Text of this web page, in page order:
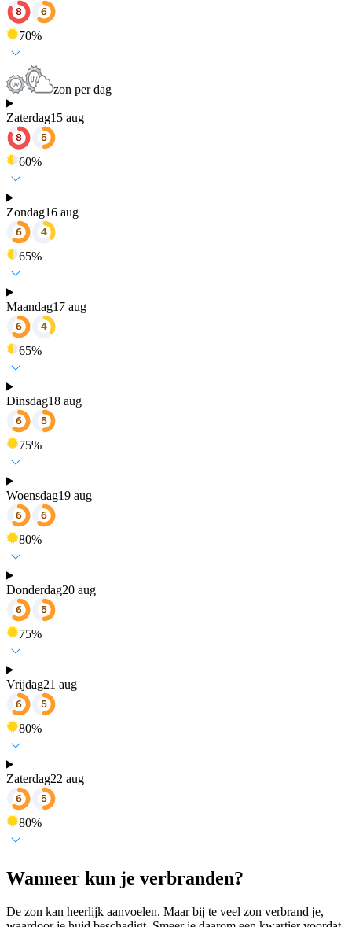
70%
zon per dag
Zaterdag15 aug
60%
Zondag16 aug
65%
Maandag17 aug
65%
Dinsdag18 aug
75%
Woensdag19 aug
80%
Donderdag20 aug
75%
Vrijdag21 aug
80%
Zaterdag22 aug
80%
Wanneer kun je verbranden?
De zon kan heerlijk aanvoelen. Maar bij te veel zon verbrand je,